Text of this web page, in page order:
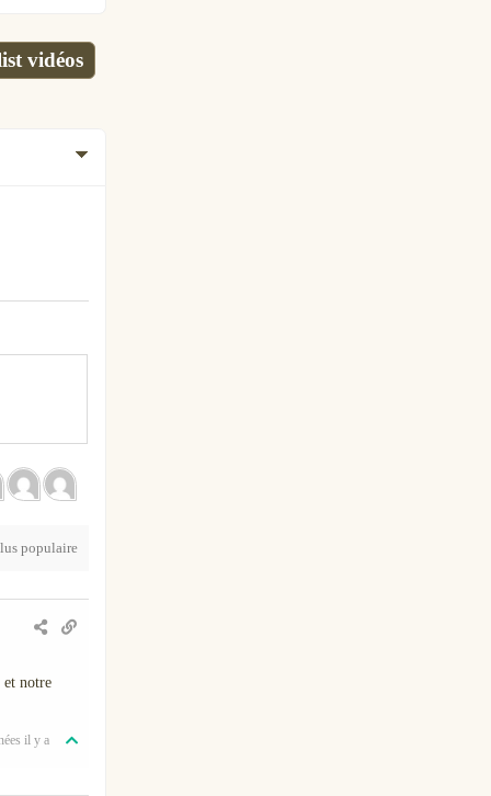
vidéos
populaire
et notre
il y a